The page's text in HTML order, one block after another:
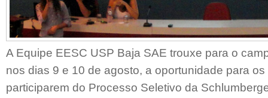
A Equipe EESC USP Baja SAE trouxe para o
nos dias 9 e 10 de agosto, a oportunidade para
participarem do Processo Seletivo da